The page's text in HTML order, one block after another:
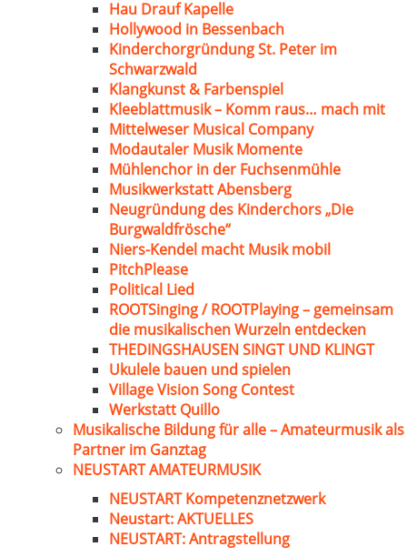
Hau Drauf Kapelle
Hollywood in Bessenbach
Kinderchorgründung St. Peter im
Schwarzwald
Klangkunst & Farbenspiel
Kleeblattmusik – Komm raus… mach mit
Mittelweser Musical Company
Modautaler Musik Momente
Mühlenchor in der Fuchsenmühle
Musikwerkstatt Abensberg
Neugründung des Kinderchors „Die
Burgwaldfrösche“
Niers-Kendel macht Musik mobil
PitchPlease
Political Lied
ROOTSinging / ROOTPlaying – gemeinsam
die musikalischen Wurzeln entdecken
THEDINGSHAUSEN SINGT UND KLINGT
Ukulele bauen und spielen
Village Vision Song Contest
Werkstatt Quillo
Musikalische Bildung für alle – Amateurmusik als
Partner im Ganztag
NEUSTART AMATEURMUSIK
NEUSTART Kompetenznetzwerk
Neustart: AKTUELLES
NEUSTART: Antragstellung